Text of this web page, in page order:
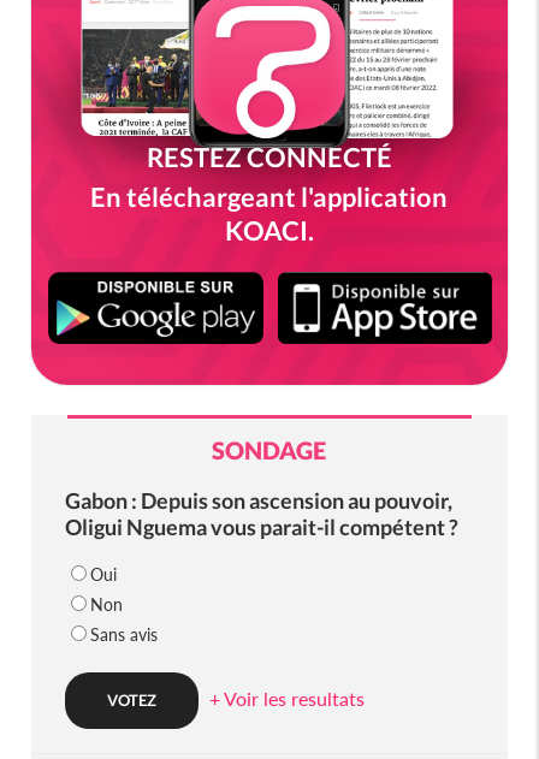
RESTEZ CONNECTÉ
En téléchargeant l'application
KOACI.
SONDAGE
Gabon : Depuis son ascension au pouvoir,
Oligui Nguema vous parait-il compétent ?
Oui
Non
Sans avis
+ Voir les resultats